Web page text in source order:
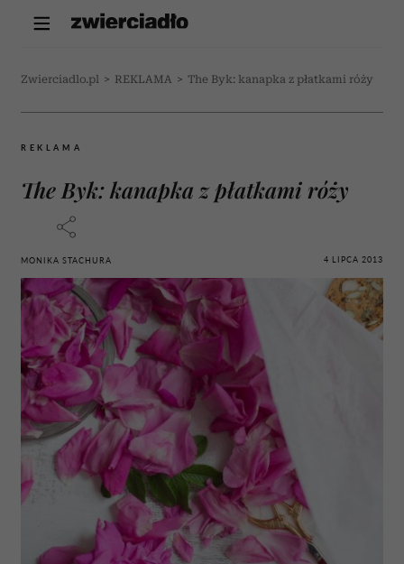
Zwierciadlo.pl > REKLAMA > The Byk: kanapka z płatkami róży
REKLAMA
The Byk: kanapka z płatkami róży
MONIKA STACHURA 4 LIPCA 2013